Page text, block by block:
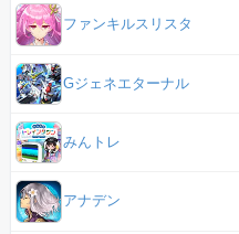
ファンキルスリスタ
Gジェネエターナル
みんトレ
アナデン